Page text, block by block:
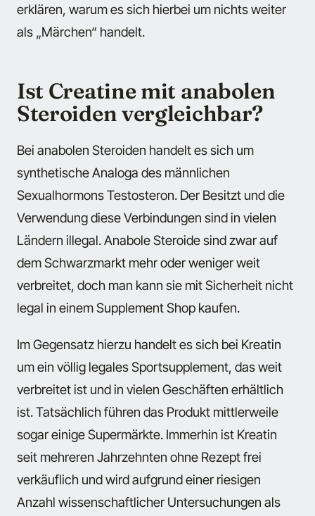
erklären, warum es sich hierbei um nichts weiter
als „Märchen“ handelt.
Ist Creatine mit anabolen
Steroiden vergleichbar?
Bei anabolen Steroiden handelt es sich um
synthetische Analoga des männlichen
Sexualhormons Testosteron. Der Besitzt und die
Verwendung diese Verbindungen sind in vielen
Ländern illegal. Anabole Steroide sind zwar auf
dem Schwarzmarkt mehr oder weniger weit
verbreitet, doch man kann sie mit Sicherheit nicht
legal in einem Supplement Shop kaufen.
Im Gegensatz hierzu handelt es sich bei Kreatin
um ein völlig legales Sportsupplement, das weit
verbreitet ist und in vielen Geschäften erhältlich
ist. Tatsächlich führen das Produkt mittlerweile
sogar einige Supermärkte. Immerhin ist Kreatin
seit mehreren Jahrzehnten ohne Rezept frei
verkäuflich und wird aufgrund einer riesigen
Anzahl wissenschaftlicher Untersuchungen als